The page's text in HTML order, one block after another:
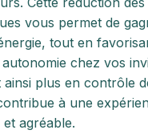
vous permet de
tout en
chez vos
ainsi plus en contrôle
à une
et agréable.